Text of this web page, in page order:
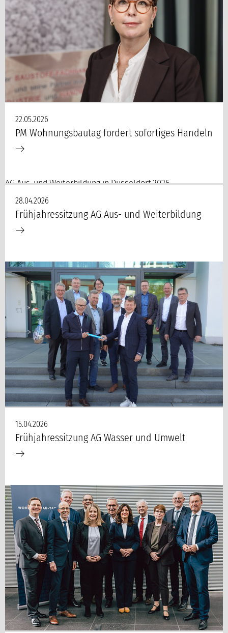
22.05.2026
PM Wohnungsbautag fordert sofortiges Handeln
AG Aus-und Weiterbildung in Düsseldorf 2026
28.04.2026
Frühjahressitzung AG Aus- und Weiterbildung
15.04.2026
Frühjahressitzung AG Wasser und Umwelt